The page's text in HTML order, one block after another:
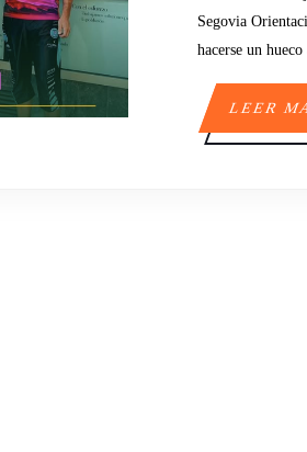
Segovia
hacerse un
LEER